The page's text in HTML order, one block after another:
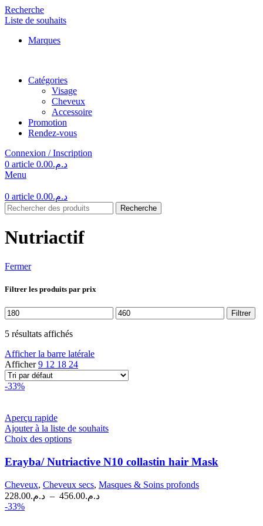
Recherche
Liste de souhaits
Marques
Catégories
Visage
Cheveux
Accessoire
Promotion
Rendez-vous
Connexion / Inscription
0 article د.م.0.00
Menu
0 article د.م.0.00
Recherche
Nutriactif
Fermer
Filtrer les produits par prix
Prix
min
Prix
max
Filtrer
5 résultats affichés
Afficher la barre latérale
Afficher9 12 18 24
-33%
Aperçu rapide
Ajouter à la liste de souhaits
Choix des optionsCe
a
plusieurs
variations.
Les
options
Erayba/ Nutriactive N10 collastin hair Mask
Cheveux, Cheveux secs, Masques & Soins profonds
د.م.228.00 – د.م.456.00
Plage
-33%